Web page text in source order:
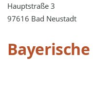
Hauptstraße 3
97616 Bad Neustadt